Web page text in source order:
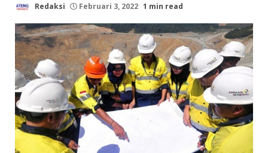
Redaksi Februari 3, 2022 1 min read